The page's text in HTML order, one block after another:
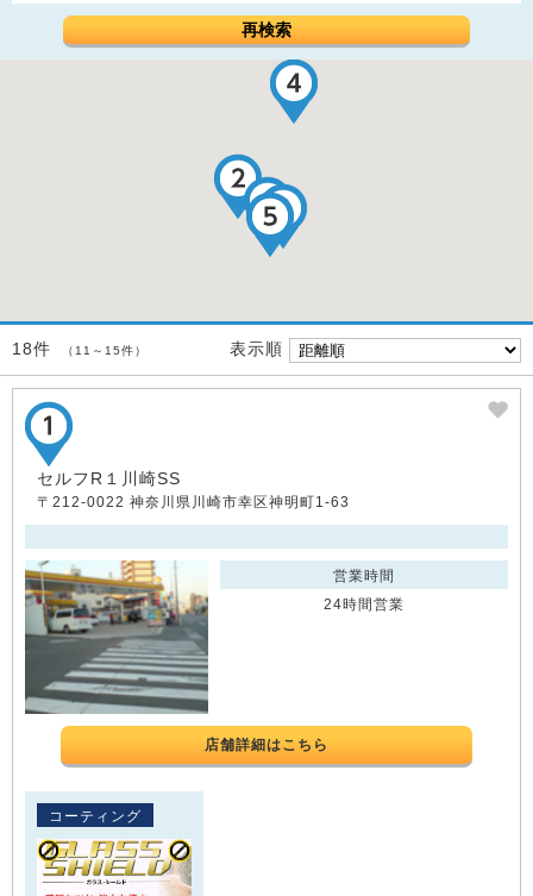
再検索
18件 （11～15件） 表示順
セルフR１川崎SS
〒212-0022 神奈川県川崎市幸区神明町1-63
営業時間
24時間営業
店舗詳細はこちら
コーティング